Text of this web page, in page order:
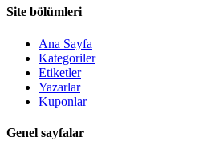
Site bölümleri
Ana Sayfa
Kategoriler
Etiketler
Yazarlar
Kuponlar
Genel sayfalar